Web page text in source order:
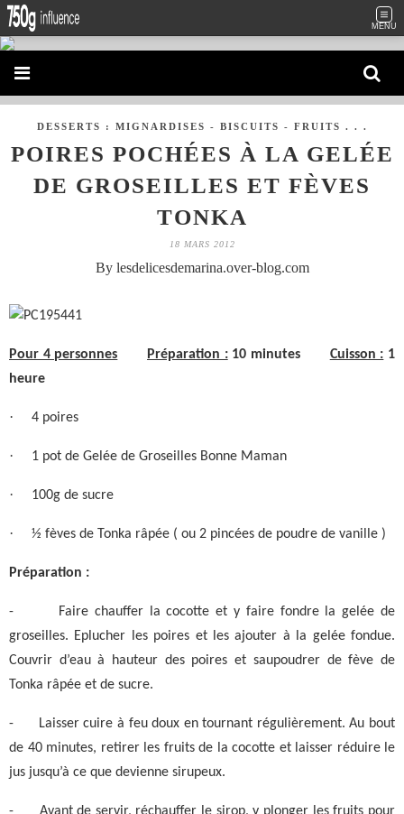
MENU
DESSERTS : MIGNARDISES - BISCUITS - FRUITS . . .
POIRES POCHÉES À LA GELÉE
DE GROSEILLES ET FÈVES
TONKA
18 MARS 2012
By lesdelicesdemarina.over-blog.com
Pour 4 personnes Préparation :10 minutes Cuisson : 1
heure
· 4 poires
· 1 pot de Gelée de Groseilles Bonne Maman
· 100g de sucre
· ½ fèves de Tonka râpée ( ou 2 pincées de poudre de vanille )
Préparation :
-
Faire chauffer la cocotte et y faire fondre la gelée de
groseilles. Eplucher les poires et les ajouter à la gelée fondue.
Couvrir d’eau à hauteur des poires et saupoudrer de fève de
Tonka râpée et de sucre.
-
Laisser cuire à feu doux en tournant régulièrement. Au bout
de 40 minutes, retirer les fruits de la cocotte et laisser réduire le
jus jusqu’à ce que devienne sirupeux.